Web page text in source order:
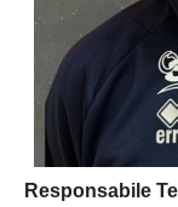
Responsabile